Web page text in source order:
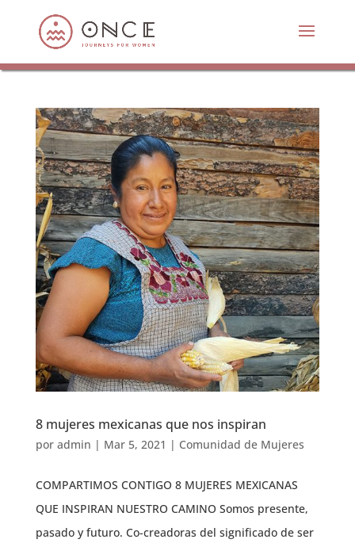
8 mujeres mexicanas que nos inspiran
por admin | Mar 5, 2021 | Comunidad de Mujeres
COMPARTIMOS CONTIGO 8 MUJERES MEXICANAS
QUE INSPIRAN NUESTRO CAMINO Somos presente,
pasado y futuro. Co-creadoras del significado de ser